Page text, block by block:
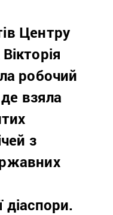
Центру
робочий
взяла
з
діаспори.